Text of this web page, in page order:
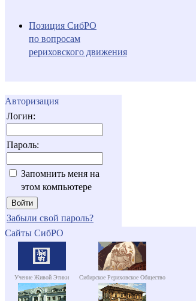
Позиция СибРО
по вопросам
рериховского движения
Авторизация
Логин:
Пароль:
Запомнить меня на
этом компьютере
Забыли свой пароль?
Сайты СибРО
Учение Живой Этики Сибирское Рериховское Общество